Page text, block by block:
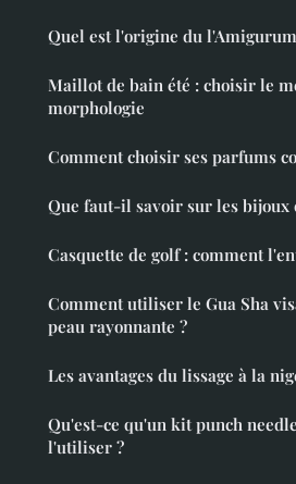
Quel est l'origine du
Maillot de bain été : choisir le
morphologie
Comment choisir ses parfums
Que faut-il savoir sur les bijoux
Casquette de golf : comment
Comment utiliser le Gua Sha
peau rayonnante ?
Les avantages du lissage à la
Qu'est-ce qu'un kit punch
l'utiliser ?